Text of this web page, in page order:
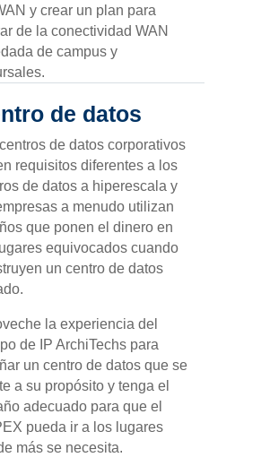
y crear un plan para
de la conectividad WAN
de campus y
de datos
de datos corporativos
requisitos diferentes a los
de datos a hiperescala y
a menudo utilizan
que ponen el dinero en
equivocados cuando
un centro de datos
la experiencia del
de IP ArchiTechs para
un centro de datos que se
a su propósito y tenga el
adecuado para que el
pueda ir a los lugares
más se necesita.